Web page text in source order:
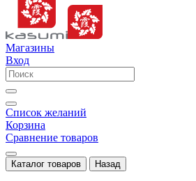
Магазины
Вход
Список желаний
Корзина
Сравнение товаров
Каталог товаров Назад